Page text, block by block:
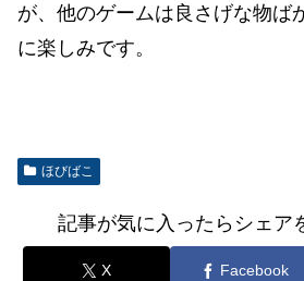
が、他のゲームは良さげな物ば
に楽しみです。
ほびばこ
記事が気に入ったらシェア
X Facebook